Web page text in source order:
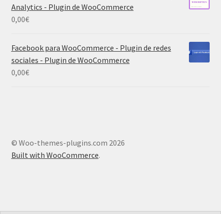
Analytics - Plugin de WooCommerce
0,00€
Facebook para WooCommerce - Plugin de redes
sociales - Plugin de WooCommerce
0,00€
© Woo-themes-plugins.com 2026
Built with WooCommerce.